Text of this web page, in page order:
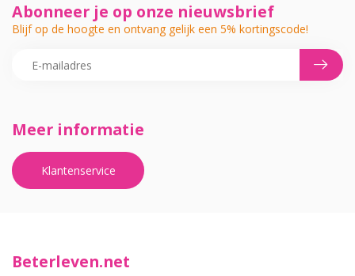
Meer informatie
Klantenservice
Abonneer je op onze nieuwsbrief
Blijf op de hoogte en ontvang gelijk een 5% kortingscode!
Beterleven.net